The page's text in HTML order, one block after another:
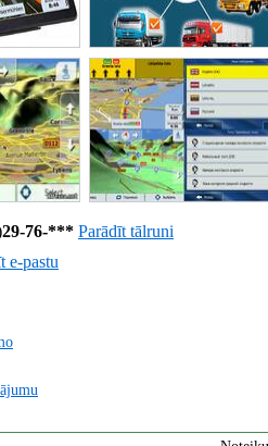
29-76-*** Parādīt tālruni
e-pastu